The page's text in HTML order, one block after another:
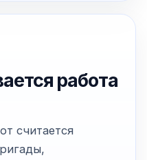
работа
считается